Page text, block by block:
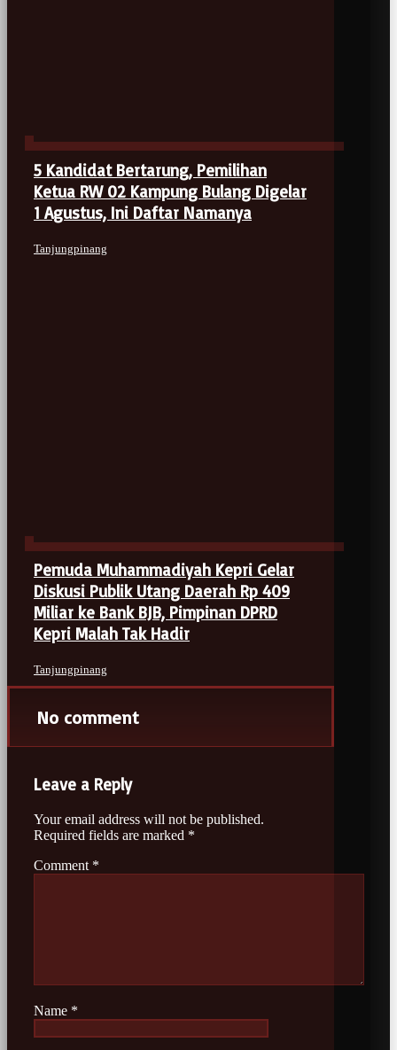
5 Kandidat Bertarung, Pemilihan
Ketua RW 02 Kampung Bulang Digelar
1 Agustus, Ini Daftar Namanya
Tanjungpinang
Pemuda Muhammadiyah Kepri Gelar
Diskusi Publik Utang Daerah Rp 409
Miliar ke Bank BJB, Pimpinan DPRD
Kepri Malah Tak Hadir
Tanjungpinang
No comment
Leave a Reply
Your email address will not be published.
Required fields are marked *
Comment *
Name *